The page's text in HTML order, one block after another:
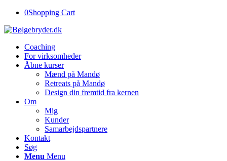
0Shopping Cart
Coaching
For virksomheder
Åbne kurser
Mænd på Mandø
Retreats på Mandø
Design din fremtid fra kernen
Om
Mig
Kunder
Samarbejdspartnere
Kontakt
Søg
Menu Menu